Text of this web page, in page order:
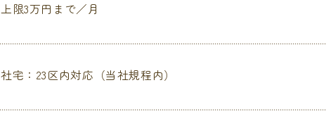
上限3万円まで／月
社宅：23区内対応（当社規程内）